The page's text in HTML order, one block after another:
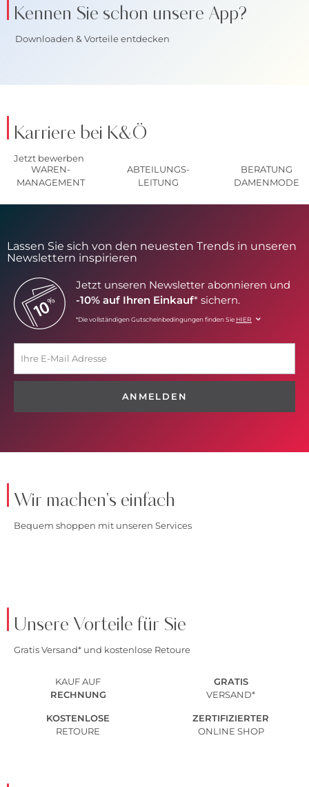
Kennen Sie schon unsere App?
Downloaden & Vorteile entdecken
Karriere bei K&Ö
Jetzt bewerben
WAREN-
MANAGEMENT
ABTEILUNGS-
LEITUNG
BERATUNG
DAMENMODE
Lassen Sie sich von den neuesten Trends in unseren
Newslettern inspirieren
Jetzt unseren Newsletter abonnieren und
-10% auf Ihren Einkauf* sichern.
*Die vollständigen Gutscheinbedingungen finden Sie HIER
ANMELDEN
Wir machen's einfach
Bequem shoppen mit unseren Services
Unsere Vorteile für Sie
Gratis Versand* und kostenlose Retoure
KAUF AUF
RECHNUNG
GRATIS
VERSAND*
KOSTENLOSE
RETOURE
ZERTIFIZIERTER
ONLINE SHOP